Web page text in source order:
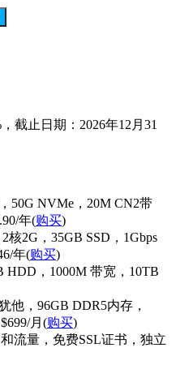
截止日期：2026年12月31
50G NVMe，20M CN2带
年(购买)
核2G，35GB SSD，1Gbps
年(购买)
HDD，1000M 带宽，10TB
他，96GB DDR5内存，
月(购买)
流量，免费SSL证书，独立